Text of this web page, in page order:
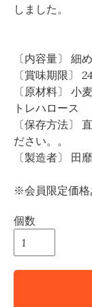
しました。
〔内容量〕 細
〔賞味期限〕
〔原材料〕 小
トレハロース
〔保存方法〕
ださい。。
〔製造者〕 田
※会員限定価格
個数